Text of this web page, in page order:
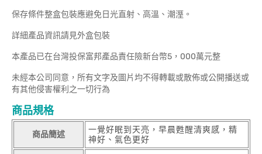
保存條件整盒包裝應避免日光直射、高溫、潮溼。
詳細產品資訊請見外盒包裝
本產品已在台灣投保富邦產品責任險新台幣5，000萬元整
未經本公司同意，所有文字及圖片均不得轉載或散佈或公開播送或
有其他侵害權利之一切行為
商品規格
商品簡述
一覺好眠到天亮，早晨甦醒清爽感，精
神好、氣色更好